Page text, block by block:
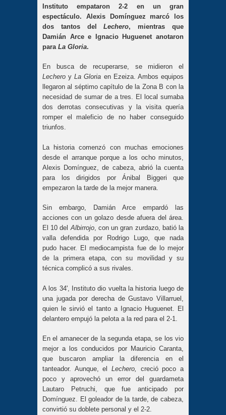
Instituto empataron 2-2 en un gran
espectáculo. Alexis Domínguez marcó los
dos tantos delLechero, mientras que
Damián Arce e Ignacio Huguenet anotaron
para La Gloria.
En busca de recuperarse, se midieron el
LecheroyLa Gloria en Ezeiza. Ambos equipos
llegaron al séptimo capítulo de la Zona B con la
necesidad de sumar de a tres. El local sumaba
dos derrotas consecutivas y la visita quería
romper el maleficio de no haber conseguido
triunfos.
La historia comenzó con muchas emociones
desde el arranque porque a los ocho minutos,
Alexis Domínguez, de cabeza, abrió la cuenta
para los dirigidos por Ánibal Biggeri que
empezaron la tarde de la mejor manera.
Sin embargo, Damián Arce empardó las
acciones con un golazo desde afuera del área.
El 10 delAlbirrojo, con un gran zurdazo, batió la
valla defendida por Rodrigo Lugo, que nada
pudo hacer. El mediocampista fue de lo mejor
de la primera etapa, con su movilidad y su
técnica complicó a sus rivales.
A los 34', Instituto dio vuelta la historia luego de
una jugada por derecha de Gustavo Villarruel,
quien le sirvió el tanto a Ignacio Huguenet. El
delantero empujó la pelota a la red para el 2-1.
En el amanecer de la segunda etapa, se los vio
mejor a los conducidos por Mauricio Caranta,
que buscaron ampliar la diferencia en el
tanteador. Aunque, el Lechero, creció poco a
poco y
aprovechó un error del guardameta
Lautaro Petruchi, que fue anticipado por
Domínguez. El goleador de la tarde, de cabeza,
convirtió su doblete personal y el 2-2.